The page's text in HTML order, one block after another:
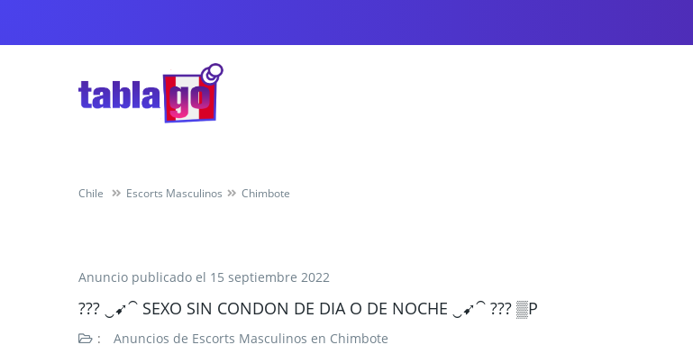
Chile Escorts Masculinos Chimbote
Anuncio publicado el 15 septiembre 2022
??? ‿➹⁀ SEXO SIN CONDON DE DIA O DE NOCHE ‿➹⁀ ??? ▒Ρ
: Anuncios de Escorts Masculinos en Chimbote